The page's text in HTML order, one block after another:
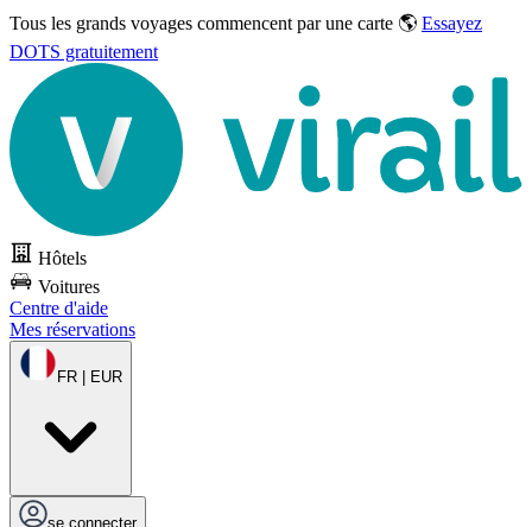
Tous les grands voyages commencent par une carte 🌎 Essayez
DOTS gratuitement
Hôtels
Voitures
Centre d'aide
Mes réservations
FR | EUR
se connecter